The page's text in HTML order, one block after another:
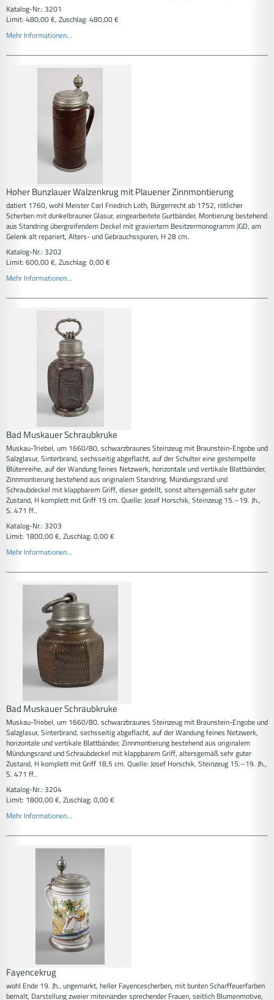
Katalog-Nr.: 3201
Limit: 480,00 €, Zuschlag: 480,00 €
Mehr Informationen...
Hoher Bunzlauer Walzenkrug mit Plauener Zinnmontierung
datiert 1760, wohl Meister Carl Friedrich Loth, Bürgerrecht ab 1752, rötlicher
Scherben mit dunkelbrauner Glasur, eingearbeitete Gurtbänder, Montierung bestehend
aus Standring übergreifendem Deckel mit graviertem Besitzermonogramm JGD, am
Gelenk alt repariert, Alters- und Gebrauchsspuren, H 28 cm.
Katalog-Nr.: 3202
Limit: 600,00 €, Zuschlag: 0,00 €
Mehr Informationen...
Bad Muskauer Schraubkruke
Muskau-Triebel, um 1660/80, schwarzbraunes Steinzeug mit Braunstein-Engobe und
Salzglasur, Sinterbrand, sechsseitig abgeflacht, auf der Schulter eine gestempelte
Blütenreihe, auf der Wandung feines Netzwerk, horizontale und vertikale Blattbänder,
Zinnmontierung bestehend aus originalem Standring, Mündungsrand und
Schraubdeckel mit klappbarem Griff, dieser gedellt, sonst altersgemäß sehr guter
Zustand, H komplett mit Griff 19 cm. Quelle: Josef Horschik, Steinzeug 15.–19. Jh.,
S. 471 ff..
Katalog-Nr.: 3203
Limit: 1800,00 €, Zuschlag: 0,00 €
Mehr Informationen...
Bad Muskauer Schraubkruke
Muskau-Triebel, um 1660/80, schwarzbraunes Steinzeug mit Braunstein-Engobe und
Salzglasur, Sinterbrand, sechsseitig abgeflacht, auf der Wandung feines Netzwerk,
horizontale und vertikale Blattbänder, Zinnmontierung bestehend aus originalem
Mündungsrand und Schraubdeckel mit klappbarem Griff, altersgemäß sehr guter
Zustand, H komplett mit Griff 18,5 cm. Quelle: Josef Horschik, Steinzeug 15.–19. Jh.,
S. 471 ff..
Katalog-Nr.: 3204
Limit: 1800,00 €, Zuschlag: 0,00 €
Mehr Informationen...
Fayencekrug
wohl Ende 19. Jh., ungemarkt, heller Fayencescherben, mit bunten Scharffeuerfarben
bemalt, Darstellung zweier miteinander sprechender Frauen, seitlich Blumenmotive,